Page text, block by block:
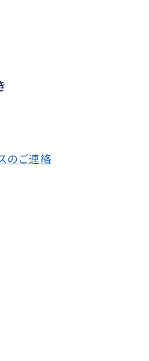
のご連絡